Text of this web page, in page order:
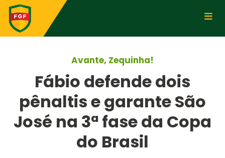
Avante, Zequinha!
Fábio defende dois
pênaltis e garante São
José na 3ª fase da Copa
do Brasil